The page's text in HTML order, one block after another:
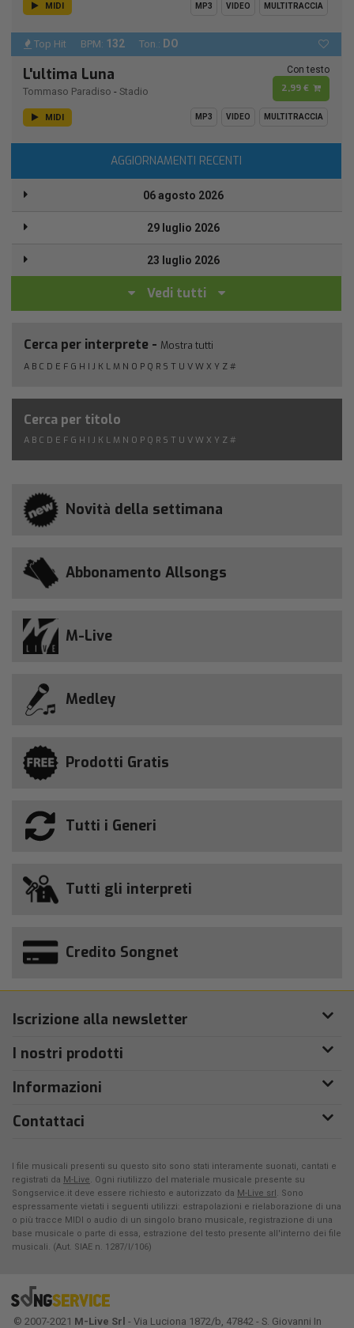
MIDI MP3 VIDEO MULTITRACCIA
Top Hit BPM: 132 Ton.: DO
L'ultima Luna
Tommaso Paradiso - Stadio
Con testo
2,99 €
MIDI MP3 VIDEO MULTITRACCIA
AGGIORNAMENTI RECENTI
06 agosto 2026
29 luglio 2026
23 luglio 2026
Vedi tutti
Cerca per interprete - Mostra tutti
A B C D E F G H I J K L M N O P Q R S T U V W X Y Z #
Cerca per titolo
A B C D E F G H I J K L M N O P Q R S T U V W X Y Z #
Novità della settimana
Abbonamento Allsongs
M-Live
Medley
Prodotti Gratis
Tutti i Generi
Tutti gli interpreti
Credito Songnet
Iscrizione alla newsletter
I nostri prodotti
Informazioni
Contattaci
I file musicali presenti su questo sito sono stati interamente suonati, cantati e
registrati da M-Live. Ogni riutilizzo del materiale musicale presente su
Songservice.it deve essere richiesto e autorizzato da M-Live srl. Sono
espressamente vietati i seguenti utilizzi: estrapolazioni e rielaborazione di una
o più tracce MIDI o audio di un singolo brano musicale, registrazione di una
base musicale o parte di essa, estrazione del testo presente all'interno dei file
musicali. (Aut. SIAE n. 1287/I/106)
© 2007-2021 M-Live Srl - Via Luciona 1872/b, 47842 - S. Giovanni In